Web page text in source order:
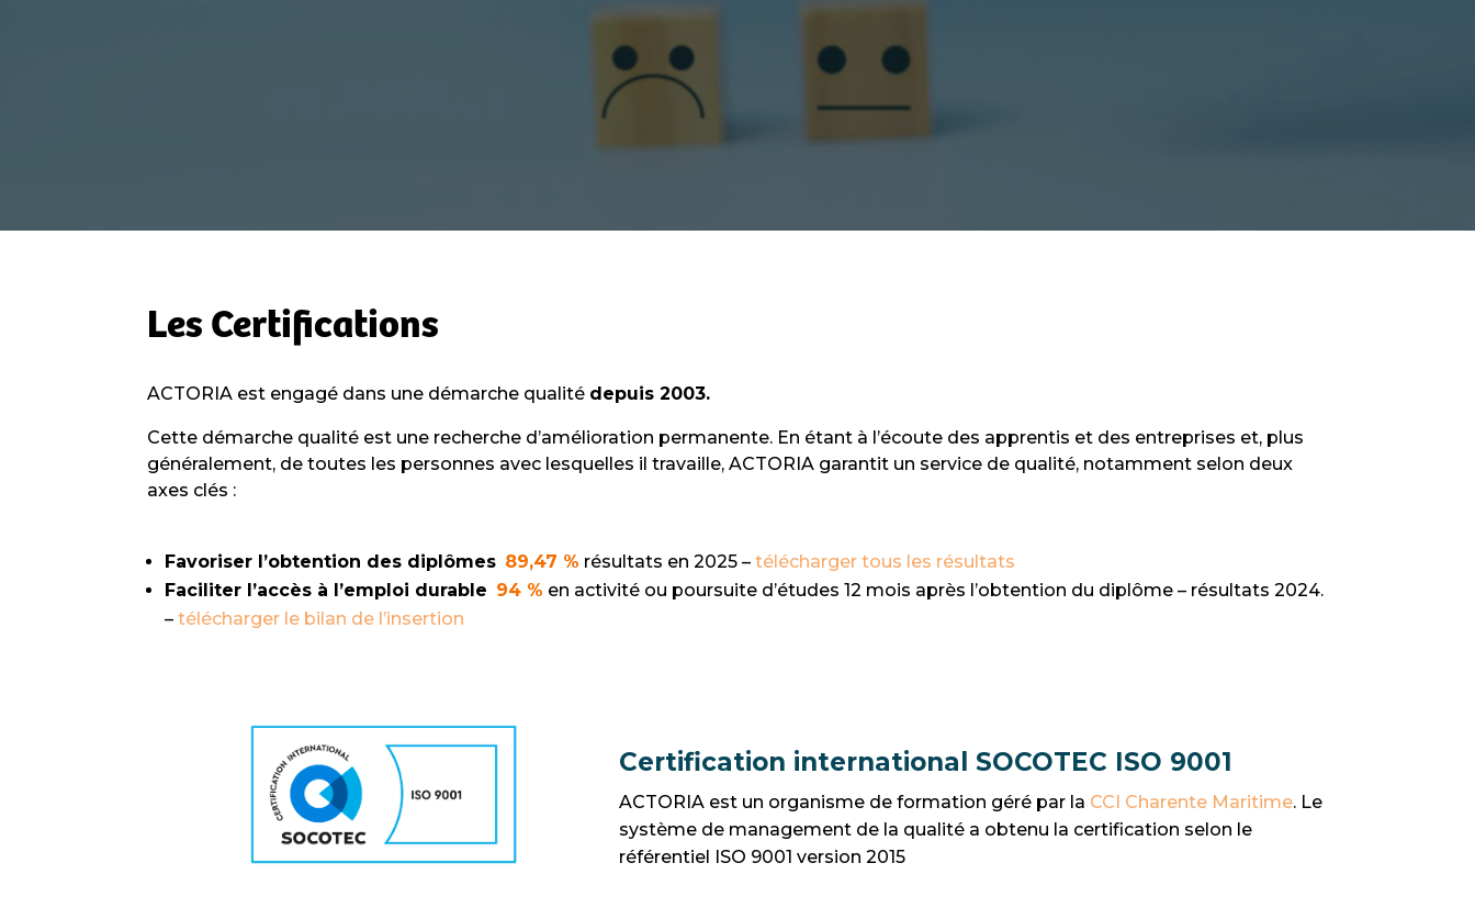
Les Certifications
ACTORIA est engagé dans une démarche qualité depuis 2003.
Cette démarche qualité est une recherche d’amélioration permanente. En étant à l’écoute des apprentis et des entreprises et, plus
généralement, de toutes les personnes avec lesquelles il travaille, ACTORIA garantit un service de qualité, notamment selon deux
axes clés :
Favoriser l’obtention des diplômes 89,47 % résultats en 2025 – télécharger tous les résultats
Faciliter l’accès à l’emploi durable 94 % en activité ou poursuite d’études 12 mois après l’obtention du diplôme – résultats 2024.
–télécharger le bilan de l’insertion
Certification international SOCOTEC ISO 9001
ACTORIA est un organisme de formation géré par la CCI Charente Maritime. Le
système de management de la qualité a obtenu la certification selon le
référentiel ISO 9001 version 2015